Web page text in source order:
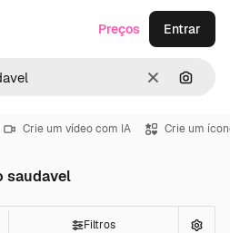
Limpar
Preços Entrar
Crie um vídeo com IA Crie um
saudavel
Filtros